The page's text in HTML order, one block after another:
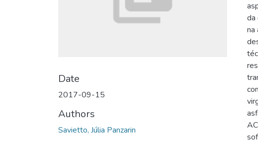
Date
2017-09-15
Authors
Savietto, Júlia Panzarin
da
na